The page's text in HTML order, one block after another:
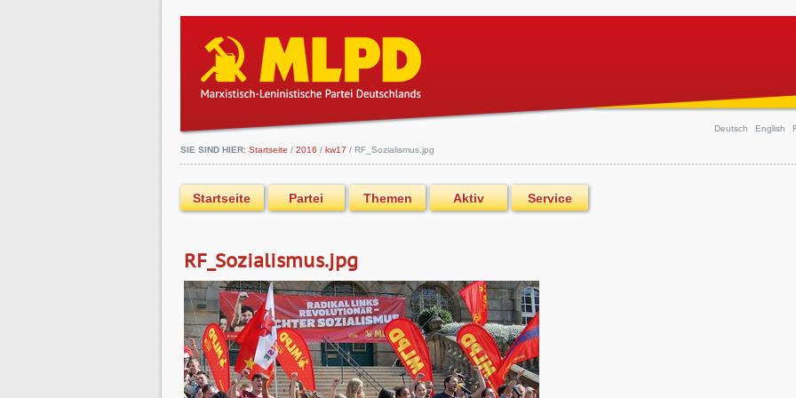
Deutsch English
Startseite Partei Themen Aktiv Service
SIE SIND HIER: Startseite / 2016 / kw17 / RF_Sozialismus.jpg
RF_Sozialismus.jpg